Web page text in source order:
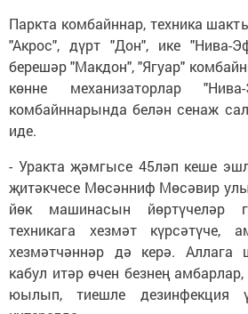
Паркта комбайннар, техника
"Акрос", дүрт "Дон", ике "Нива-
берешәр "Макдон", "Ягуар"
көнне механизаторлар
комбайннарында белән сенаж
иде.
- Уракта җәмгысе 45ләп кеше
җитәкчесе Мөсәнниф Мөсәвир
йөк машинасын йөртүчеләр
техникага хезмәт күрсәтүче,
хезмәтчәннәр дә керә.
кабул итәр өчен безнең
юылып, тиешле дезинфекция